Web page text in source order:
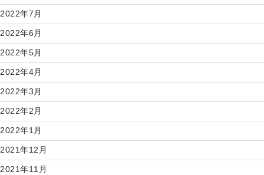
2022年7月
2022年6月
2022年5月
2022年4月
2022年3月
2022年2月
2022年1月
2021年12月
2021年11月